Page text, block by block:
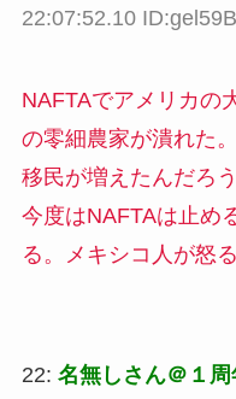
22:07:52.10
NAFTAでアメリカの
の零細農家が潰れた
移民が増えたんだろ
今度はNAFTAは止め
る。メキシコ人が怒
22: 名無しさん＠１周